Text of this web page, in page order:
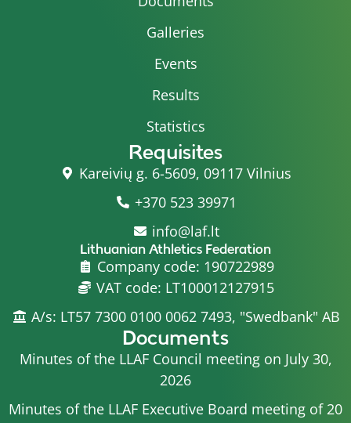
Galleries
Events
Results
Statistics
Requisites
Kareivių g. 6-5609, 09117 Vilnius
+370 523 39971
info@laf.lt
Lithuanian Athletics Federation
Company code: 190722989
VAT code: LT100012127915
A/s: LT57 7300 0100 0062 7493, "Swedbank" AB
Documents
Minutes of the LLAF Council meeting on July 30,
2026
Minutes of the LLAF Executive Board meeting of 20